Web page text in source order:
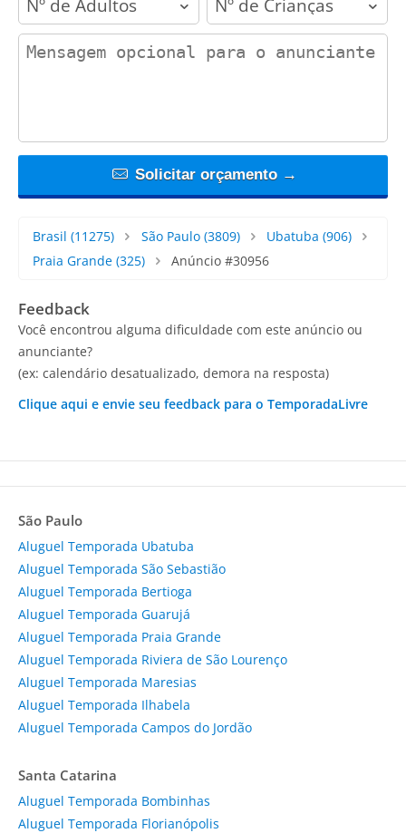
contact_message
Solicitar orçamento →
Brasil (11275) São Paulo(3809) Ubatuba (906)
Praia Grande (325) Anúncio #30956
Feedback
Você encontrou alguma dificuldade com este anúncio ou
anunciante?
(ex: calendário desatualizado, demora na resposta)
Clique aqui e envie seu feedback para o TemporadaLivre
São Paulo
Aluguel Temporada Ubatuba
Aluguel Temporada São Sebastião
Aluguel Temporada Bertioga
Aluguel Temporada Guarujá
Aluguel Temporada Praia Grande
Aluguel Temporada Riviera de São Lourenço
Aluguel Temporada Maresias
Aluguel Temporada Ilhabela
Aluguel Temporada Campos do Jordão
Santa Catarina
Aluguel Temporada Bombinhas
Aluguel Temporada Florianópolis